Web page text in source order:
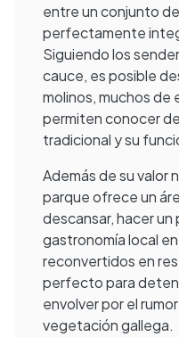
entre un conjunto
perfectamente
Siguiendo los
cauce, es posible
molinos, muchos de
permiten conocer
tradicional y su
Además de su valor
parque ofrece un
descansar, hacer
gastronomía local
reconvertidos en
perfecto para
envolver por el
vegetación gallega.